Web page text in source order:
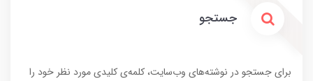
جستجو
برای جستجو در نوشته‌های وب‌سایت، کلمه‌ی کلیدی مورد نظر خود را